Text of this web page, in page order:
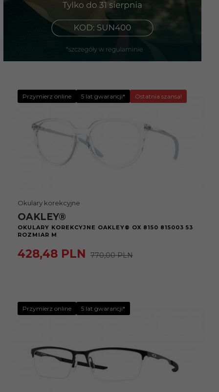
Przymierz online 5 lat gwarancji* Ostatnia szansa!
Okulary korekcyjne
OAKLEY®
OKULARY KOREKCYJNE OAKLEY® OX 8150 815003 53
ROZMIAR M
428,48 PLN 770,00 PLN
Przymierz online 5 lat gwarancji*